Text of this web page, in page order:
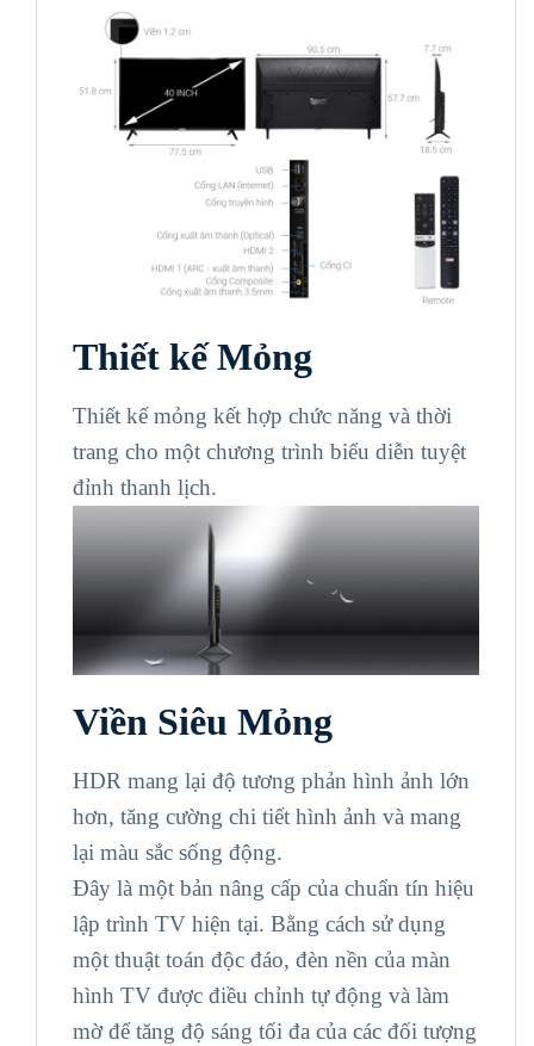
Thiết kế Mỏng
Thiết kế mỏng kết hợp chức năng và thời
trang cho một chương trình biểu diễn tuyệt
đỉnh thanh lịch.
Viền Siêu Mỏng
HDR mang lại độ tương phản hình ảnh lớn
hơn, tăng cường chi tiết hình ảnh và mang
lại màu sắc sống động.
Đây là một bản nâng cấp của chuẩn tín hiệu
lập trình TV hiện tại. Bằng cách sử dụng
một thuật toán độc đáo, đèn nền của màn
hình TV được điều chỉnh tự động và làm
mờ để tăng độ sáng tối đa của các đối tượng